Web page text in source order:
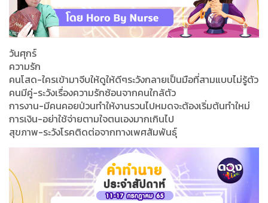
วันศุกร์
ความรัก
คนโสด-ใครเข้ามาจีบให้ดูให้ดีๆระวังกลายเป็นมือที่สามแบบไม่รู้ตัว
คนมีคู่-ระวังเรื่องความรักซ้อนจากคนใกล้ตัว
การงาน-มีคนคอยป่วนทำให้งานรวนไปหมดจะต้องเริ่มต้นทำใหม่
การเงิน-อย่าใช้จ่ายตามใจตนเองมากเกินไป
สุขภาพ-ระวังโรคติดต่อจากทางเพศสัมพันธุ์​